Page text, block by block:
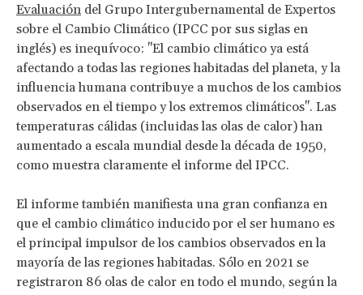
Evaluación del Grupo Intergubernamental de Expertos
sobre el Cambio Climático (IPCC por sus siglas en
inglés) es inequívoco: "El cambio climático ya está
afectando a todas las regiones habitadas del planeta, y la
influencia humana contribuye a muchos de los cambios
observados en el tiempo y los extremos climáticos". Las
temperaturas cálidas (incluidas las olas de calor) han
aumentado a escala mundial desde la década de 1950,
como muestra claramente el informe del IPCC.
El informe también manifiesta una gran confianza en
que el cambio climático inducido por el ser humano es
el principal impulsor de los cambios observados en la
mayoría de las regiones habitadas. Sólo en 2021 se
registraron 86 olas de calor en todo el mundo, según la